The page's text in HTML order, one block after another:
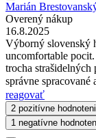
Marián
Overený nákup
16.8.2025
Výborný slovenský
uncomfortable
trocha
správne spracované
reagovať
2 pozitívne
1 negatívne